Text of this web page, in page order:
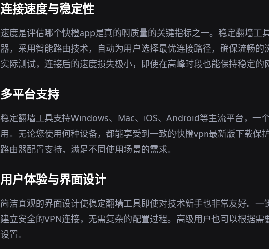
连接速度与稳定性
速度是评估哪个快橙app是真的啊质量的关键指标之一。稳定翻墙工
器，采用智能路由技术，自动为用户选择最优连接路径，确保流畅
实际测试，连接后的速度损失极小，即使在高峰时段也能保持稳定的
多平台支持
稳定翻墙工具支持Windows、Mac、iOS、Android等主流平台，一
用。无论您使用何种设备，都能享受到一致的快橙vpn最新版下载保
路由器配置支持，满足不同使用场景的需求。
用户体验与界面设计
简洁直观的界面设计使稳定翻墙工具即使对技术新手也非常友好。一
建立安全的VPN连接，无需复杂的配置过程。高级用户也可以根据
设置。